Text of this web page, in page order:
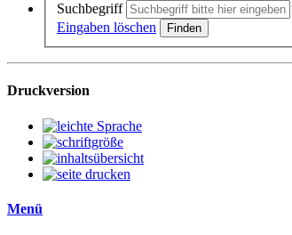
Suchbegriff
Eingaben löschen
Druckversion
Menü